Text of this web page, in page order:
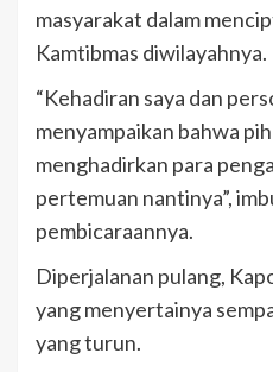
masyarakat dalam
Kamtibmas diwilayahnya.
“Kehadiran saya dan
menyampaikan bahwa
menghadirkan para
pertemuan nantinya”,
pembicaraannya.
Diperjalanan pulang,
yang menyertainya
yang turun.